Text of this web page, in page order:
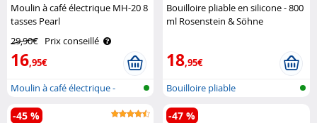
Moulin à café électrique MH-20 8
tasses Pearl
29,90€ Prix conseillé
16,95€
Moulin à café électrique -
broyeur ..
Bouilloire pliable en silicone - 800
ml Rosenstein & Söhne
18,95€
Bouilloire pliable
-45 % -47 %